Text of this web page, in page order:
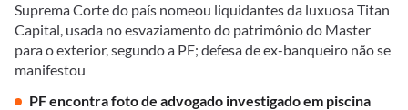
Suprema Corte do país nomeou liquidantes da luxuosa Titan
Capital, usada no esvaziamento do patrimônio do Master
para o exterior, segundo a PF; defesa de ex-banqueiro não se
manifestou
PF encontra foto de advogado investigado em piscina